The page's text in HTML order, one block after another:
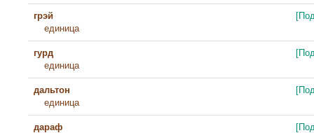
грэй
единица
гурд
единица
дальтон
единица
дараф